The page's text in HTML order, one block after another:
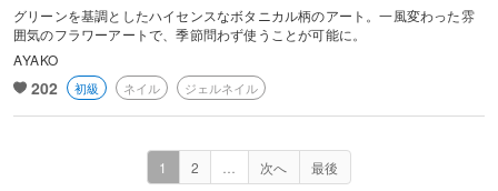
グリーンを基調としたハイセンスなボタニカル柄のアート。一風変わった雰
囲気のフラワーアートで、季節問わず使うことが可能に。
AYAKO
202 初級 ネイル ジェルネイル
1 2 次へ 最後